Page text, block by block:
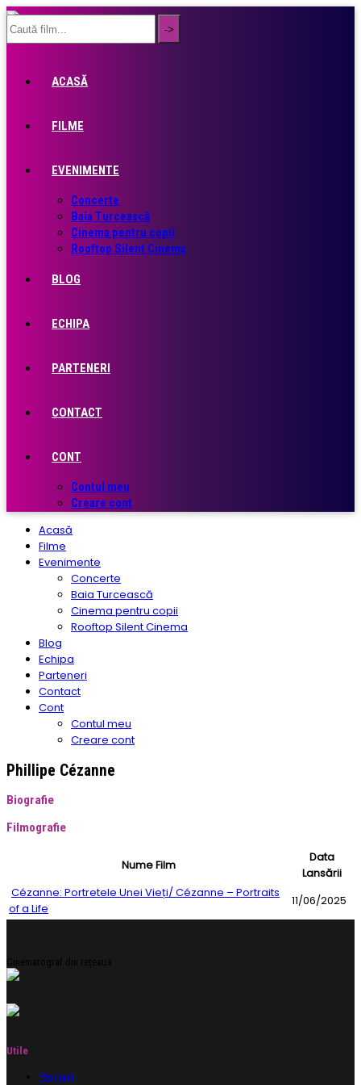
ACASĂ
FILME
EVENIMENTE
Concerte
Baia Turcească
Cinema pentru copii
Rooftop Silent Cinema
BLOG
ECHIPA
PARTENERI
CONTACT
CONT
Contul meu
Creare cont
Acasă
Filme
Evenimente
Concerte
Baia Turcească
Cinema pentru copii
Rooftop Silent Cinema
Blog
Echipa
Parteneri
Contact
Cont
Contul meu
Creare cont
Phillipe Cézanne
Biografie
Filmografie
Nume Film
Data
Lansării
Cézanne: Portretele Unei Vieți/ Cézanne – Portraits
of a Life
11/06/2025
Cinematograf din rețeaua
Utile
Program